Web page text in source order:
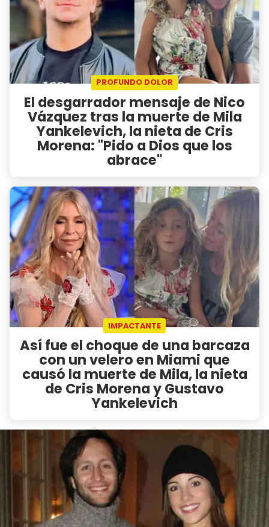
PROFUNDO DOLOR
El desgarrador mensaje de Nico
Vázquez tras la muerte de Mila
Yankelevich, la nieta de Cris
Morena: "Pido a Dios que los
abrace"
IMPACTANTE
Así fue el choque de una barcaza
con un velero en Miami que
causó la muerte de Mila, la nieta
de Cris Morena y Gustavo
Yankelevich